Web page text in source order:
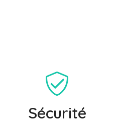
Sécurité